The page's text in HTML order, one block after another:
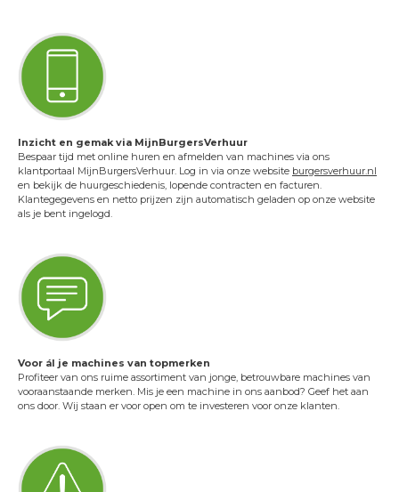
Inzicht en gemak via MijnBurgersVerhuur
Bespaar tijd met online huren en afmelden van machines via ons
klantportaal MijnBurgersVerhuur. Log in via onze website burgersverhuur.nl
en bekijk de huurgeschiedenis, lopende contracten en facturen.
Klantegegevens en netto prijzen zijn automatisch geladen op onze website
als je bent ingelogd.
Voor ál je machines van topmerken
Profiteer van ons ruime assortiment van jonge, betrouwbare machines van
vooraanstaande merken. Mis je een machine in ons aanbod? Geef het aan
ons door. Wij staan er voor open om te investeren voor onze klanten.